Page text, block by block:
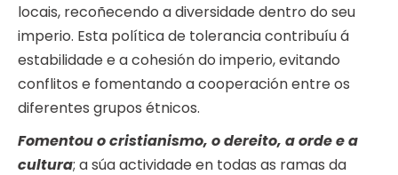
locais, recoñecendo a diversidade dentro do seu
imperio. Esta política de tolerancia contribuíu á
estabilidade e a cohesión do imperio, evitando
conflitos e fomentando a cooperación entre os
diferentes grupos étnicos.
Fomentou o cristianismo, o dereito, a orde e a
cultura; a súa actividade en todas as ramas da